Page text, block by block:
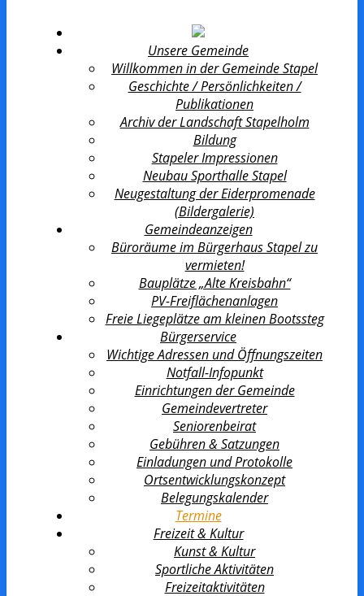
Unsere Gemeinde
Willkommen in der Gemeinde Stapel
Geschichte / Persönlichkeiten /
Publikationen
Archiv der Landschaft Stapelholm
Bildung
Stapeler Impressionen
Neubau Sporthalle Stapel
Neugestaltung der Eiderpromenade
(Bildergalerie)
Gemeindeanzeigen
Büroräume im Bürgerhaus Stapel zu
vermieten!
Bauplätze „Alte Kreisbahn“
PV-Freiflächenanlagen
Freie Liegeplätze am kleinen Bootssteg
Bürgerservice
Wichtige Adressen und Öffnungszeiten
Notfall-Infopunkt
Einrichtungen der Gemeinde
Gemeindevertreter
Seniorenbeirat
Gebühren & Satzungen
Einladungen und Protokolle
Ortsentwicklungs­konzept
Belegungskalender
Termine
Freizeit & Kultur
Kunst & Kultur
Sportliche Aktivitäten
Freizeitaktivitäten